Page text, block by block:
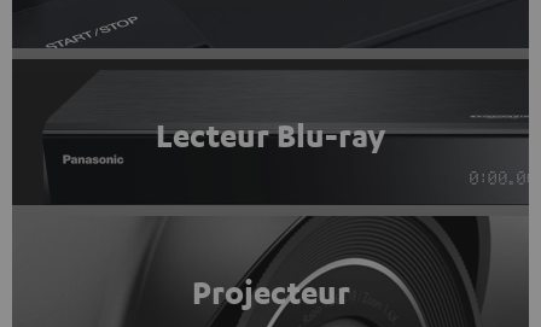
Lecteur Blu-ray
Projecteur